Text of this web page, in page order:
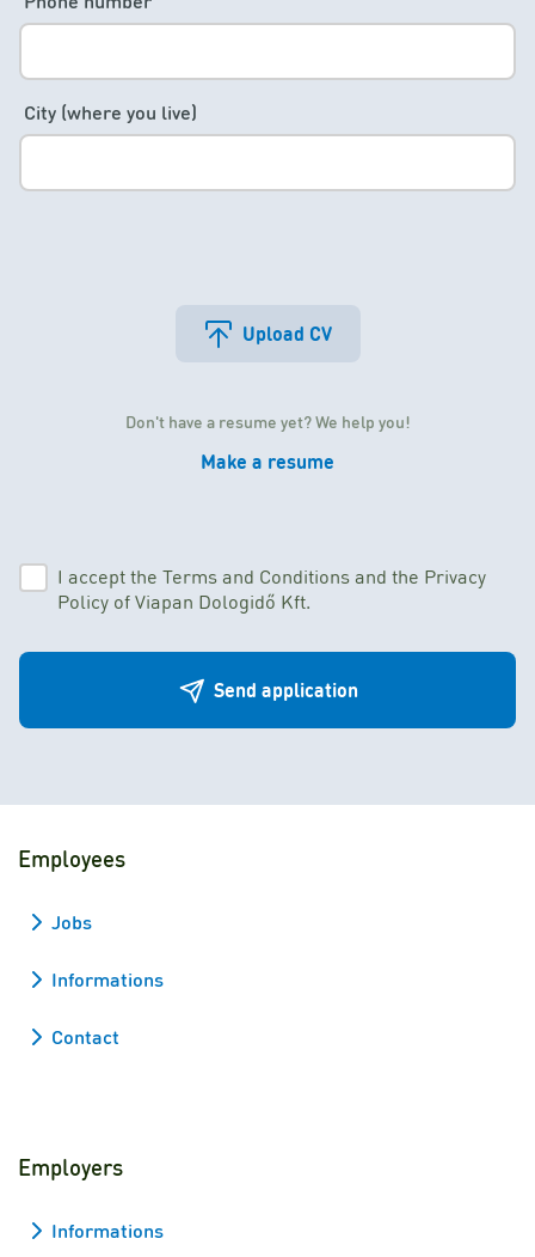
City (where you live)
Upload CV
Don't have a resume yet? We help you!
Make a resume
I accept the Terms and Conditions and the Privacy
Policy of Viapan Dologidő Kft.
Send application
Employees
Jobs
Informations
Contact
Employers
Informations